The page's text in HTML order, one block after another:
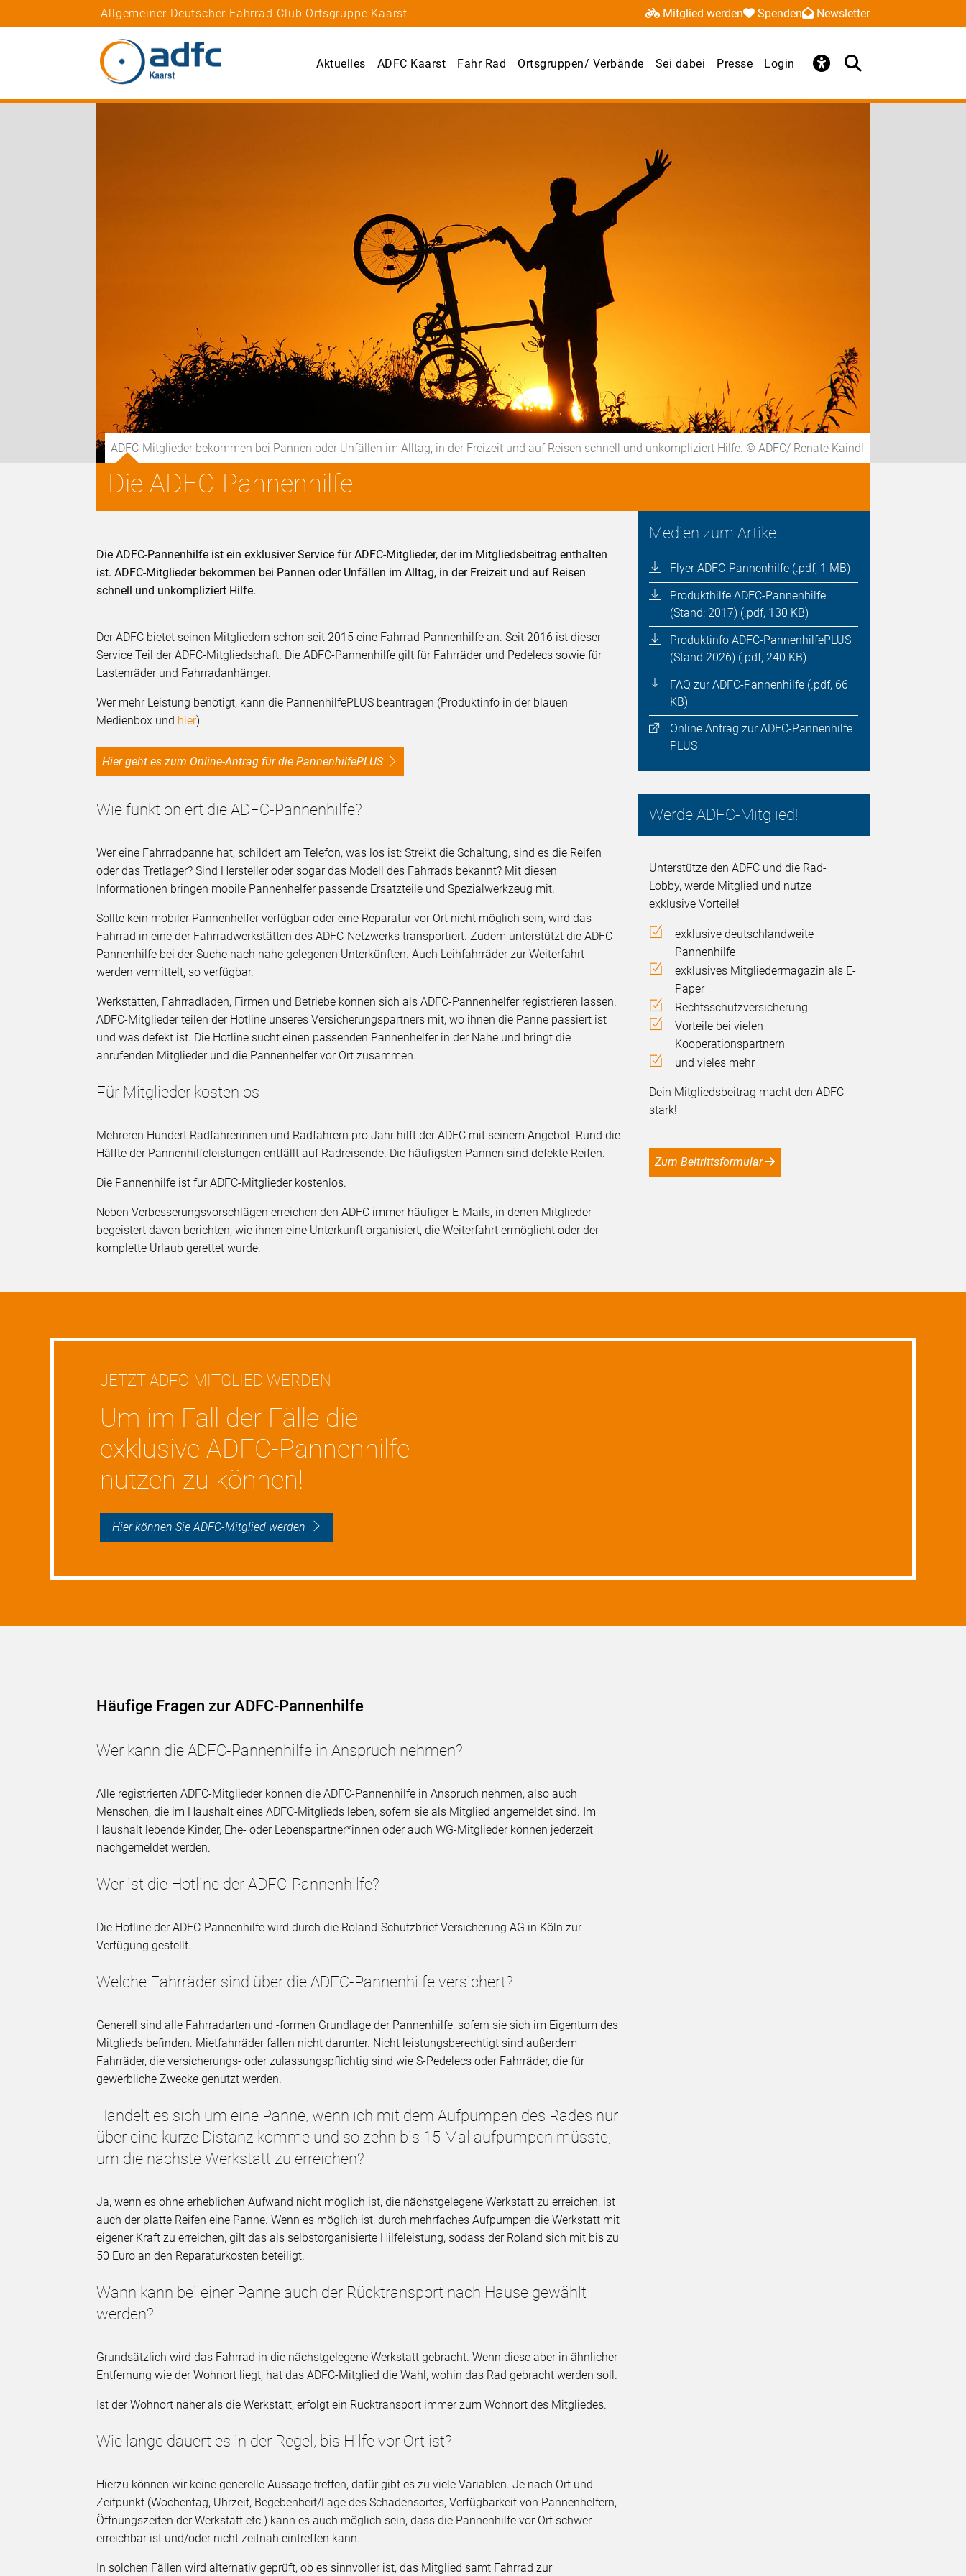
Allgemeiner Deutscher Fahrrad-Club Ortsgruppe Kaarst Mitglied werden Spenden Newsletter
Aktuelles ADFC Kaarst Fahr Rad Ortsgruppen/ Verbände Sei dabei Presse Login
ADFC-Mitglieder bekommen bei Pannen oder Unfällen im Alltag, in der Freizeit und auf Reisen schnell und unkompliziert Hilfe. © ADFC/ Renate Kaindl
Die ADFC-Pannenhilfe
Medien zum Artikel
Flyer ADFC-Pannenhilfe (.pdf, 1 MB)
Produkthilfe ADFC-Pannenhilfe
(Stand: 2017) (.pdf, 130 KB)
Produktinfo ADFC-PannenhilfePLUS
(Stand 2026) (.pdf, 240 KB)
FAQ zur ADFC-Pannenhilfe (.pdf, 66
KB)
Online Antrag zur ADFC-Pannenhilfe
PLUS
Werde ADFC-Mitglied!
Unterstütze den ADFC und die Rad-
Lobby, werde Mitglied und nutze
exklusive Vorteile!
exklusive deutschlandweite
Pannenhilfe
exklusives Mitgliedermagazin als E-
Paper
Rechtsschutzversicherung
Vorteile bei vielen
Kooperationspartnern
und vieles mehr
Dein Mitgliedsbeitrag macht den ADFC
stark!
Zum Beitrittsformular
Die ADFC-Pannenhilfe ist ein exklusiver Service für ADFC-Mitglieder, der im Mitgliedsbeitrag enthalten
ist. ADFC-Mitglieder bekommen bei Pannen oder Unfällen im Alltag, in der Freizeit und auf Reisen
schnell und unkompliziert Hilfe.
Der ADFC bietet seinen Mitgliedern schon seit 2015 eine Fahrrad-Pannenhilfe an. Seit 2016 ist dieser
Service Teil der ADFC-Mitgliedschaft. Die ADFC-Pannenhilfe gilt für Fahrräder und Pedelecs sowie für
Lastenräder und Fahrradanhänger.
Wer mehr Leistung benötigt, kann die PannenhilfePLUS beantragen (Produktinfo in der blauen
Medienbox und hier).
Hier geht es zum Online-Antrag für die PannenhilfePLUS
Wie funktioniert die ADFC-Pannenhilfe?
Wer eine Fahrradpanne hat, schildert am Telefon, was los ist: Streikt die Schaltung, sind es die Reifen
oder das Tretlager? Sind Hersteller oder sogar das Modell des Fahrrads bekannt? Mit diesen
Informationen bringen mobile Pannenhelfer passende Ersatzteile und Spezialwerkzeug mit.
Sollte kein mobiler Pannenhelfer verfügbar oder eine Reparatur vor Ort nicht möglich sein, wird das
Fahrrad in eine der Fahrradwerkstätten des ADFC-Netzwerks transportiert. Zudem unterstützt die ADFC-
Pannenhilfe bei der Suche nach nahe gelegenen Unterkünften. Auch Leihfahrräder zur Weiterfahrt
werden vermittelt, so verfügbar.
Werkstätten, Fahrradläden, Firmen und Betriebe können sich als ADFC-Pannenhelfer registrieren lassen.
ADFC-Mitglieder teilen der Hotline unseres Versicherungspartners mit, wo ihnen die Panne passiert ist
und was defekt ist. Die Hotline sucht einen passenden Pannenhelfer in der Nähe und bringt die
anrufenden Mitglieder und die Pannenhelfer vor Ort zusammen.
Für Mitglieder kostenlos
Mehreren Hundert Radfahrerinnen und Radfahrern pro Jahr hilft der ADFC mit seinem Angebot. Rund die
Hälfte der Pannenhilfeleistungen entfällt auf Radreisende. Die häufigsten Pannen sind defekte Reifen.
Die Pannenhilfe ist für ADFC-Mitglieder kostenlos.
Neben Verbesserungsvorschlägen erreichen den ADFC immer häufiger E-Mails, in denen Mitglieder
begeistert davon berichten, wie ihnen eine Unterkunft organisiert, die Weiterfahrt ermöglicht oder der
komplette Urlaub gerettet wurde.
JETZT ADFC-MITGLIED WERDEN
Um im Fall der Fälle die
exklusive ADFC-Pannenhilfe
nutzen zu können!
Hier können Sie ADFC-Mitglied werden
Häufige Fragen zur ADFC-Pannenhilfe
Wer kann die ADFC-Pannenhilfe in Anspruch nehmen?
Alle registrierten ADFC-Mitglieder können die ADFC-Pannenhilfe in Anspruch nehmen, also auch
Menschen, die im Haushalt eines ADFC-Mitglieds leben, sofern sie als Mitglied angemeldet sind. Im
Haushalt lebende Kinder, Ehe- oder Lebenspartner*innen oder auch WG-Mitglieder können jederzeit
nachgemeldet werden.
Wer ist die Hotline der ADFC-Pannenhilfe?
Die Hotline der ADFC-Pannenhilfe wird durch die Roland-Schutzbrief Versicherung AG in Köln zur
Verfügung gestellt.
Welche Fahrräder sind über die ADFC-Pannenhilfe versichert?
Generell sind alle Fahrradarten und -formen Grundlage der Pannenhilfe, sofern sie sich im Eigentum des
Mitglieds befinden. Mietfahrräder fallen nicht darunter. Nicht leistungsberechtigt sind außerdem
Fahrräder, die versicherungs- oder zulassungspflichtig sind wie S-Pedelecs oder Fahrräder, die für
gewerbliche Zwecke genutzt werden.
Handelt es sich um eine Panne, wenn ich mit dem Aufpumpen des Rades nur
über eine kurze Distanz komme und so zehn bis 15 Mal aufpumpen müsste,
um die nächste Werkstatt zu erreichen?
Ja, wenn es ohne erheblichen Aufwand nicht möglich ist, die nächstgelegene Werkstatt zu erreichen, ist
auch der platte Reifen eine Panne. Wenn es möglich ist, durch mehrfaches Aufpumpen die Werkstatt mit
eigener Kraft zu erreichen, gilt das als selbstorganisierte Hilfeleistung, sodass der Roland sich mit bis zu
50 Euro an den Reparaturkosten beteiligt.
Wann kann bei einer Panne auch der Rücktransport nach Hause gewählt
werden?
Grundsätzlich wird das Fahrrad in die nächstgelegene Werkstatt gebracht. Wenn diese aber in ähnlicher
Entfernung wie der Wohnort liegt, hat das ADFC-Mitglied die Wahl, wohin das Rad gebracht werden soll.
Ist der Wohnort näher als die Werkstatt, erfolgt ein Rücktransport immer zum Wohnort des Mitgliedes.
Wie lange dauert es in der Regel, bis Hilfe vor Ort ist?
Hierzu können wir keine generelle Aussage treffen, dafür gibt es zu viele Variablen. Je nach Ort und
Zeitpunkt (Wochentag, Uhrzeit, Begebenheit/Lage des Schadensortes, Verfügbarkeit von Pannenhelfern,
Öffnungszeiten der Werkstatt etc.) kann es auch möglich sein, dass die Pannenhilfe vor Ort schwer
erreichbar ist und/oder nicht zeitnah eintreffen kann.
In solchen Fällen wird alternativ geprüft, ob es sinnvoller ist, das Mitglied samt Fahrrad zur